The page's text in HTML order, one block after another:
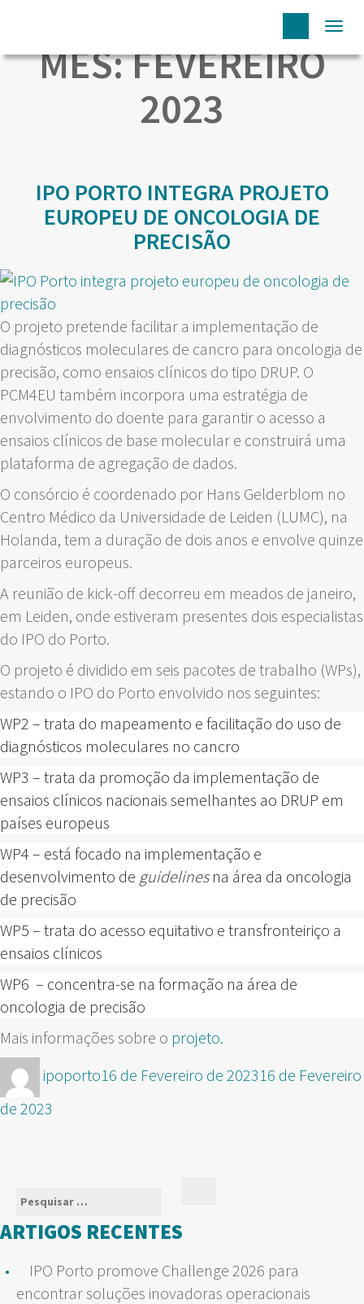
MÊS:FEVEREIRO
2023
IPO PORTO INTEGRA PROJETO
EUROPEU DE ONCOLOGIA DE
PRECISÃO
O projeto pretende facilitar a implementação de
diagnósticos moleculares de cancro para oncologia de
precisão, como ensaios clínicos do tipo DRUP. O
PCM4EU também incorpora uma estratégia de
envolvimento do doente para garantir o acesso a
ensaios clínicos de base molecular e construirá uma
plataforma de agregação de dados.
O consórcio é coordenado por Hans Gelderblom no
Centro Médico da Universidade de Leiden (LUMC), na
Holanda, tem a duração de dois anos e envolve quinze
parceiros europeus.
A reunião de kick-off decorreu em meados de janeiro,
em Leiden, onde estiveram presentes dois especialistas
do IPO do Porto.
O projeto é dividido em seis pacotes de trabalho (WPs),
estando o IPO do Porto envolvido nos seguintes:
WP2 – trata do mapeamento e facilitação do uso de
diagnósticos moleculares no cancro
WP3 – trata da promoção da implementação de
ensaios clínicos nacionais semelhantes ao DRUP em
países europeus
WP4 – está focado na implementação e
desenvolvimento de guidelines na área da oncologia
de precisão
WP5 – trata do acesso equitativo e transfronteiriço a
ensaios clínicos
WP6 – concentra-se na formação na área de
oncologia de precisão
Mais informações sobre o projeto.
Autor
ipoportoPublicado
16 de Fevereiro de 202316 de Fevereiro
de 2023
Pesquisar
por:
ARTIGOS RECENTES
IPO Porto promove Challenge 2026 para
encontrar soluções inovadoras operacionais